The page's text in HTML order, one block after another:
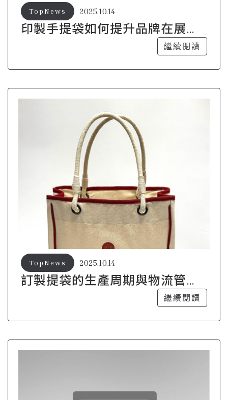
印製手提袋如何提升品牌在展會
2025.10.14
TopNews
繼續閱讀
訂製提袋的生產周期與物流管理
2025.10.14
TopNews
繼續閱讀